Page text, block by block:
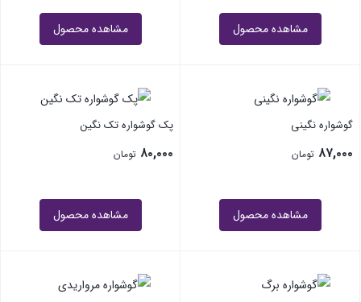
مشاهده محصول مشاهده محصول
گوشواره نگینی
۸۷,۰۰۰ تومان
مشاهده محصول
پک گوشواره تک نگین
۸۰,۰۰۰ تومان
مشاهده محصول